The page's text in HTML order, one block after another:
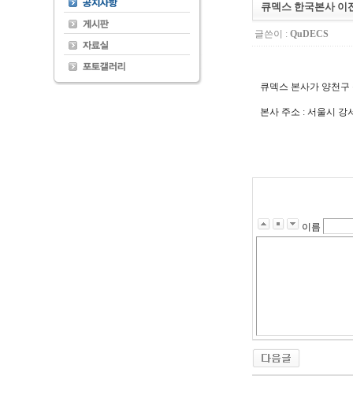
큐덱스 한국본사 이
글쓴이 : QuDECS
큐덱스 본사가 양천
본사 주소 : 서울시 강
이름